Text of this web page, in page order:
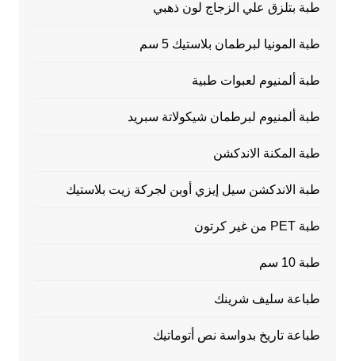
طبة بتلزق علي الزجاج لون ذهبي
طبة المونيا لبرطمان بلاستيك 5 سم
طبة ألمنيوم لعبوات طبية
طبة ألمنيوم لبرطمان شيكولاتة سبريد
طبة المكنة الاندكشن
طبة الاندكشن سيل إيزي أوبن لجركة زيت بلاستيك
طبة PET من غير كرتون
طبة 10 سم
طباعة سليف شرينك
طباعة تاريخ بدواسة نص أتوماتيك